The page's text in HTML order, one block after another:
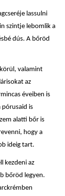
lassulni
szintje lebomlik a
dús. A bőröd
körül, valamint
az
éveiben is
pórusaid is
alatti bőr is
hogy a
ideig tart.
kezdeni az
bőröd legyen.